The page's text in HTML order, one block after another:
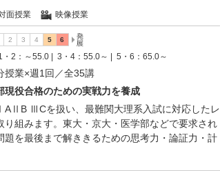
面授業 映像授業
・2：～55.0 | 3・4：55.0～ | 5・6：65.0～
授業×週1回／全35講
現役合格のための実戦力を養成
ⅢCを扱い、最難関大理系入試に対応したレ
り組みます。東大・京大・医学部などで要求され
題を最後まで解ききるための思考力・論証力・計